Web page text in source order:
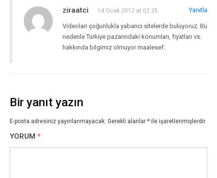
ziraatci 14 Ocak 2012 at 02:35 Yanıtla
Videoları çoğunlukla yabancı sitelerde buluyoruz. Bu
nedenle Türkiye pazarındaki konumları, fiyatları vs.
hakkında bilgimiz olmuyor maalesef.
Bir yanıt yazın
E-posta adresiniz yayınlanmayacak. Gerekli alanlar * ile işaretlenmişlerdir
YORUM *